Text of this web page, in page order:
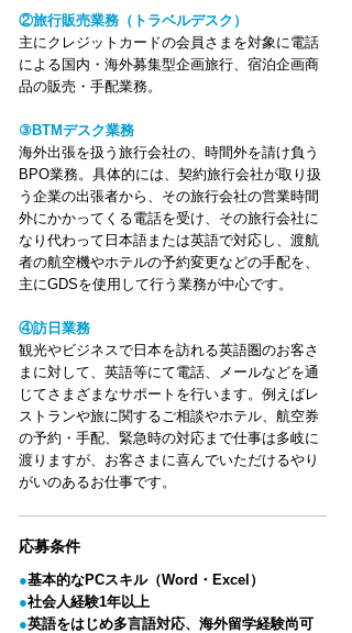
②旅行販売業務（トラベルデスク）
主にクレジットカードの会員さまを対象に電話
による国内・海外募集型企画旅行、宿泊企画商
品の販売・手配業務。
③BTMデスク業務
海外出張を扱う旅行会社の、時間外を請け負う
BPO業務。具体的には、契約旅行会社が取り扱
う企業の出張者から、その旅行会社の営業時間
外にかかってくる電話を受け、その旅行会社に
なり代わって日本語または英語で対応し、渡航
者の航空機やホテルの予約変更などの手配を、
主にGDSを使用して行う業務が中心です。
④訪日業務
観光やビジネスで日本を訪れる英語圏のお客さ
まに対して、英語等にて電話、メールなどを通
じてさまざまなサポートを行います。例えばレ
ストランや旅に関するご相談やホテル、航空券
の予約・手配、緊急時の対応まで仕事は多岐に
渡りますが、お客さまに喜んでいただけるやり
がいのあるお仕事です。
​応募条件
●基本的なPCスキル（Word・Excel）
●社会人経験1年以上
●英語をはじめ多言語対応、海外留学経験尚可